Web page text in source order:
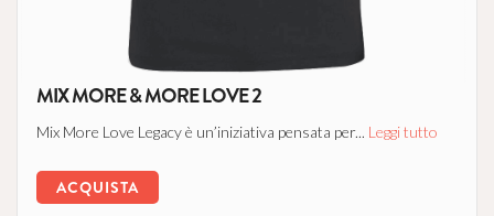
MIX MORE & MORE LOVE 2
Mix More Love Legacy è un’iniziativa pensata per... Leggi tutto
ACQUISTA